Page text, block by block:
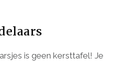
is geen kersttafel! Je